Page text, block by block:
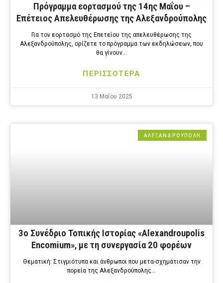
Πρόγραμμα εορτασμού της 14ης Μαΐου –
Επέτειος Απελευθέρωσης της Αλεξανδρούπολης
Για τον εορτασμό της Επετείου της απελευθέρωσης της
Αλεξανδρούπολης, ορίζετε το πρόγραμμα των εκδηλώσεων, που
θα γίνουν…
ΠΕΡΙΣΣΟΤΕΡΑ
13 Μαΐου 2025
ΑΛΕΞΑΝΔΡΟΎΠΟΛΗ
3ο Συνέδριο Τοπικής Ιστορίας «Alexandroupolis
Encomium», με τη συνεργασία 20 φορέων
Θεματική: Στιγμιότυπα και άνθρωποι που μετα-σχημάτισαν την
πορεία της Αλεξανδρούπολης…